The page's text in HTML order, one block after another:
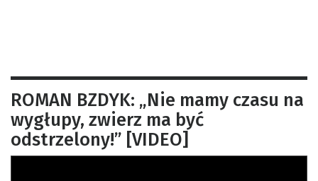
ROMAN BZDYK: „Nie mamy czasu na
wygłupy, zwierz ma być
odstrzelony!” [VIDEO]